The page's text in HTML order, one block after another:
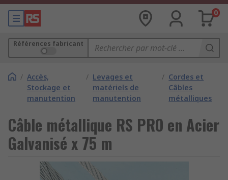
0
Références fabricant
/ Accès,
Stockage et
manutention
/ Levages et
matériels de
manutention
/ Cordes et
Câbles
métalliques
Câble métallique RS PRO en Acier
Galvanisé x 75 m